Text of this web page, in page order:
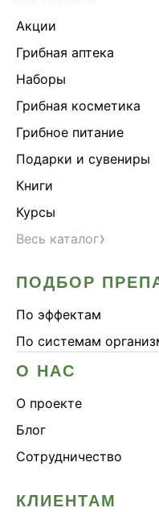
Акции
Грибная аптека
Наборы
Грибная косметика
Грибное питание
Подарки и сувениры
Книги
Курсы
Весь каталог›
ПОДБОР
По эффектам
По системам
О НАС
О проекте
Блог
Сотрудничество
КЛИЕНТАМ